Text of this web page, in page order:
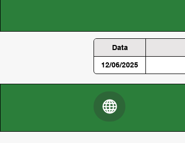
Data
12/06/2025